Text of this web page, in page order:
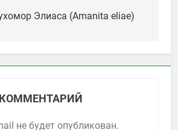
Элиаса (Amanita eliae)
не будет опубликован.